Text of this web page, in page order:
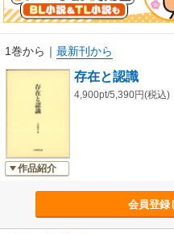
1巻から ｜ 最新刊から
作品紹介
存在と認識
4,900pt/5,390円(税込)
会員登録